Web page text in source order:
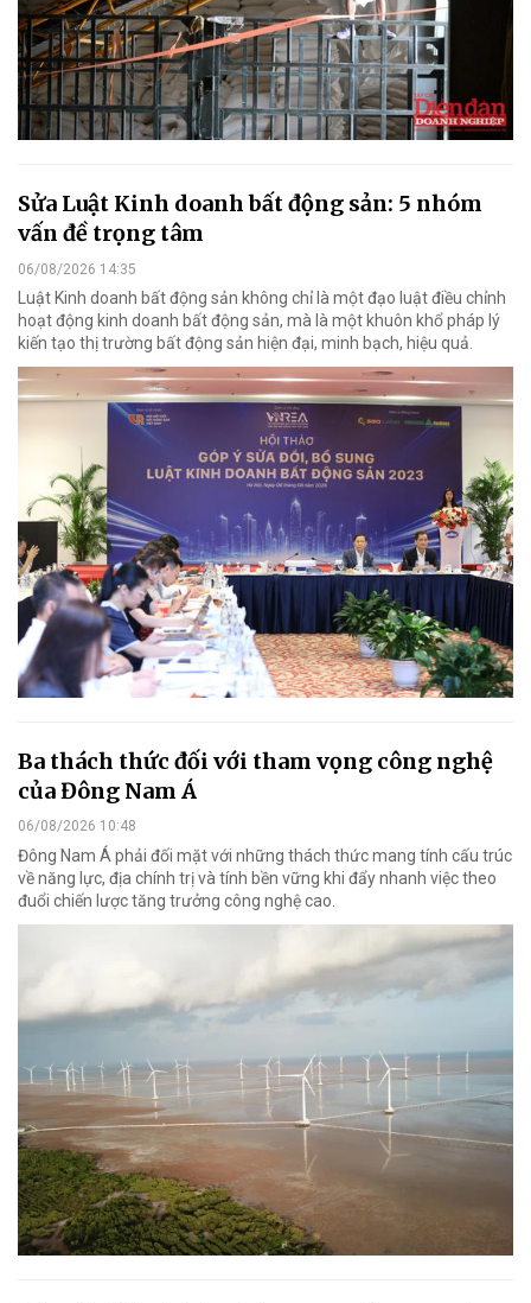
Sửa Luật Kinh doanh bất động sản: 5 nhóm
vấn đề trọng tâm
06/08/2026 14:35
Luật Kinh doanh bất động sản không chỉ là một đạo luật điều chỉnh
hoạt động kinh doanh bất động sản, mà là một khuôn khổ pháp lý
kiến tạo thị trường bất động sản hiện đại, minh bạch, hiệu quả.
Ba thách thức đối với tham vọng công nghệ
của Đông Nam Á
06/08/2026 10:48
Đông Nam Á phải đối mặt với những thách thức mang tính cấu trúc
về năng lực, địa chính trị và tính bền vững khi đẩy nhanh việc theo
đuổi chiến lược tăng trưởng công nghệ cao.